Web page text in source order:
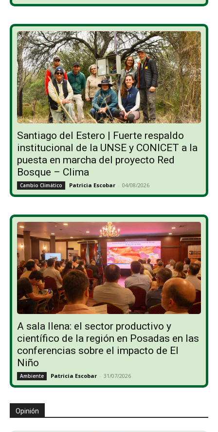
Santiago del Estero | Fuerte respaldo
institucional de la UNSE y CONICET a la
puesta en marcha del proyecto Red
Bosque – Clima
Cambio Climático Patricia Escobar - 04/08/2026
A sala llena: el sector productivo y
científico de la región en Posadas en las
conferencias sobre el impacto de El
Niño
Ambiente Patricia Escobar - 31/07/2026
Opinión